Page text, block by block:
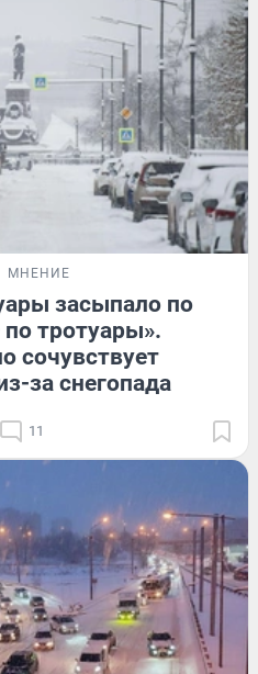
МНЕНИЕ
засыпало по
тротуары».
сочувствует
за снегопада
11